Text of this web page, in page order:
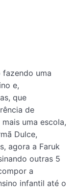
fazendo uma
e,
que
de
uma escola,
Dulce,
agora a Faruk
outras 5
a
infantil até o